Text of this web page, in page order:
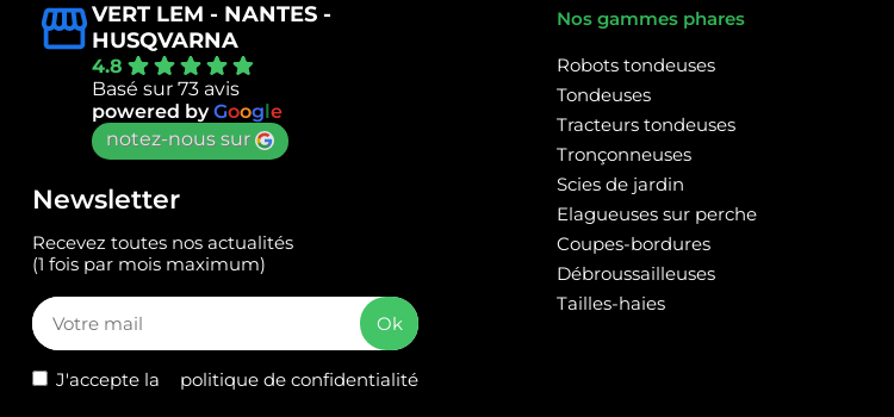
VERT LEM - NANTES -
HUSQVARNA
4.8
Basé sur 73 avis
powered byGoogle
notez-nous sur
Newsletter
Recevez toutes nos actualités
(1 fois par mois maximum)
J'accepte la politique de confidentialité
Nos gammes phares
Robots tondeuses
Tondeuses
Tracteurs tondeuses
Tronçonneuses
Scies de jardin
Elagueuses sur perche
Coupes-bordures
Débroussailleuses
Tailles-haies